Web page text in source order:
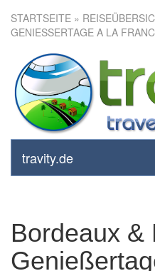
STARTSEITE »
GENIESSERTAGE A LA
travity.de
Bordeaux
Bordeaux &